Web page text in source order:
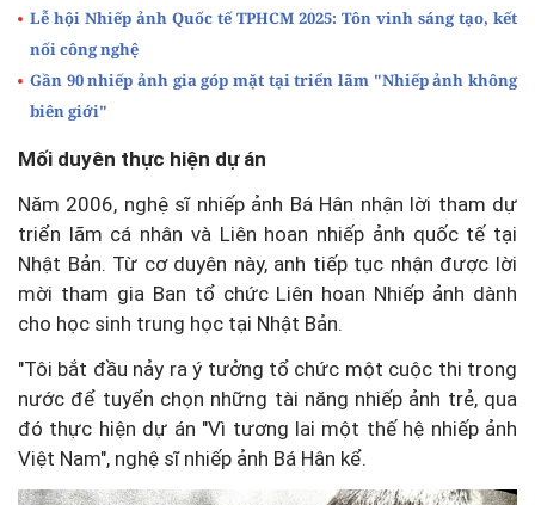
Lễ hội Nhiếp ảnh Quốc tế TPHCM 2025: Tôn vinh sáng tạo, kết
nối công nghệ
Gần 90 nhiếp ảnh gia góp mặt tại triển lãm "Nhiếp ảnh không
biên giới"
Mối duyên thực hiện dự án
Năm 2006, nghệ sĩ nhiếp ảnh Bá Hân nhận lời tham dự
triển lãm cá nhân và Liên hoan nhiếp ảnh quốc tế tại
Nhật Bản. Từ cơ duyên này, anh tiếp tục nhận được lời
mời tham gia Ban tổ chức Liên hoan Nhiếp ảnh dành
cho học sinh trung học tại Nhật Bản.
"Tôi bắt đầu nảy ra ý tưởng tổ chức một cuộc thi trong
nước để tuyển chọn những tài năng nhiếp ảnh trẻ, qua
đó thực hiện dự án "Vì tương lai một thế hệ nhiếp ảnh
Việt Nam", nghệ sĩ nhiếp ảnh Bá Hân kể.